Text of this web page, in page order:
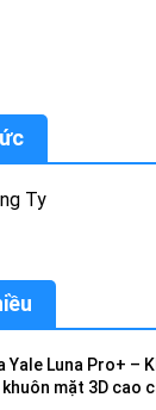
Ty
Yale Luna Pro+ –
khuôn mặt 3D cao